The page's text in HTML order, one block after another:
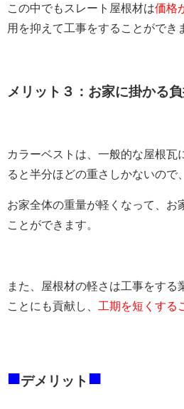
この中でもスレート屋根材は価格
用を抑えて工事をすることができ
メリット３：お家に掛かる
カラーベストは、一般的な屋根瓦
ると半分ほどの重さしかないので、
お家全体の重量が軽くなって、お
ことができます。
また、屋根材の軽さは工事をする
ことにも貢献し、 工期を短くする
■デメリット ■